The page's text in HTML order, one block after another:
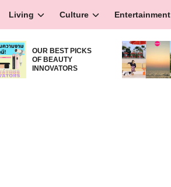
Living Culture Entertainment
OUR BEST PICKS
OF BEAUTY
INNOVATORS